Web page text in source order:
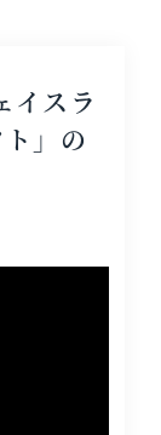
イスラ
」の